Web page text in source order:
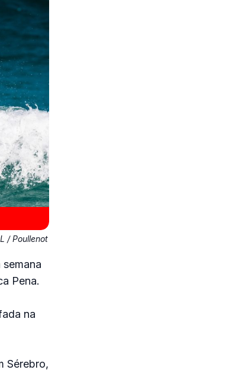
/ Poullenot
Pena.
na
Sérebro,